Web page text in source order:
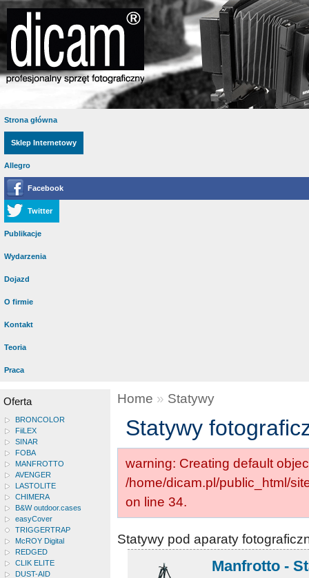
Strona główna
Sklep Internetowy
Allegro
Facebook
Twitter
Publikacje
Wydarzenia
Dojazd
O firmie
Kontakt
Teoria
Praca
Oferta
BRONCOLOR
FiiLEX
SINAR
FOBA
MANFROTTO
AVENGER
LASTOLITE
CHIMERA
B&W outdoor.cases
easyCover
TRIGGERTRAP
McROY Digital
REDGED
CLIK ELITE
DUST-AID
Home » Statywy
Statywy
warning: Creating default
/home/dicam.pl/public_html/
on line 34.
Statywy pod aparaty
Manfrotto -